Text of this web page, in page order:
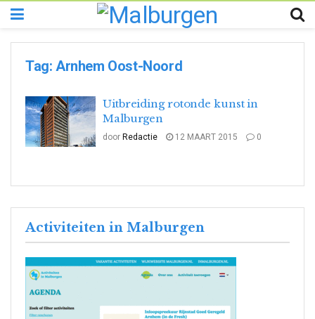
Tag: Arnhem Oost-Noord
Uitbreiding rotonde kunst in
Malburgen
door Redactie 12 MAART 2015 0
Activiteiten in Malburgen